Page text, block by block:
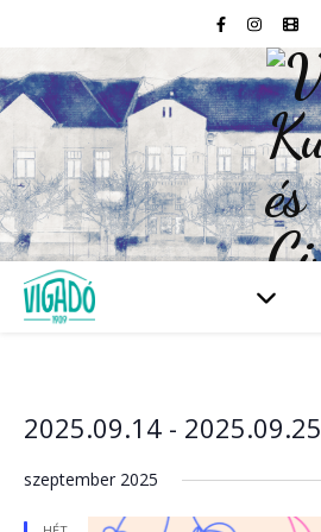
2025.09.14 - 2025.09.25
kiválasztása.
szeptember 2025